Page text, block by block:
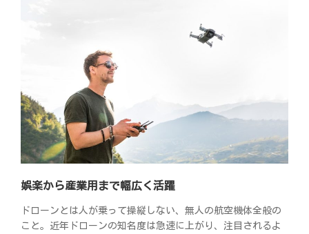
娯楽から産業用まで幅広く活躍
ドローンとは人が乗って操縦しない、無人の航空機体全般の
こと。近年ドローンの知名度は急速に上がり、注目されるよ